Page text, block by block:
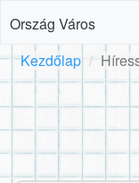
Ország Város
Kezdőlap